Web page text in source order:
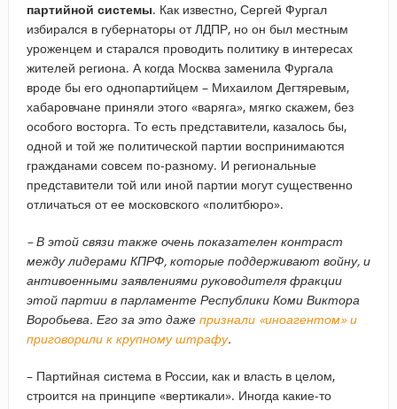
партийной системы. Как известно, Сергей Фургал
избирался в губернаторы от ЛДПР, но он был местным
уроженцем и старался проводить политику в интересах
жителей региона. А когда Москва заменила Фургала
вроде бы его однопартийцем – Михаилом Дегтяревым,
хабаровчане приняли этого «варяга», мягко скажем, без
особого восторга. То есть представители, казалось бы,
одной и той же политической партии воспринимаются
гражданами совсем по-разному. И региональные
представители той или иной партии могут существенно
отличаться от ее московского «политбюро».
– В этой связи также очень показателен контраст
между лидерами КПРФ, которые поддерживают войну, и
антивоенными заявлениями руководителя фракции
этой партии в парламенте Республики Коми Виктора
Воробьева. Его за это даже признали «иноагентом» и
приговорили к крупному штрафу.
– Партийная система в России, как и власть в целом,
строится на принципе «вертикали». Иногда какие-то